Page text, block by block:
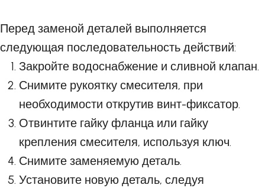
Перед заменой деталей выполняется
следующая последовательность действий:
Закройте водоснабжение и сливной клапан.
Снимите рукоятку смесителя, при
необходимости открутив винт-фиксатор.
Отвинтите гайку фланца или гайку
крепления смесителя, используя ключ.
Снимите заменяемую деталь.
Установите новую деталь, следуя